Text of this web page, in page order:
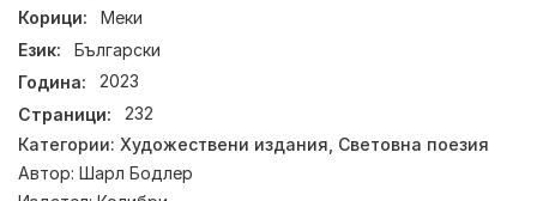
Корици:
Меки
Език:
Български
Година:
2023
Страници:
232
Категории: Художествени издания Световна поезия
Автор: Шарл Бодлер